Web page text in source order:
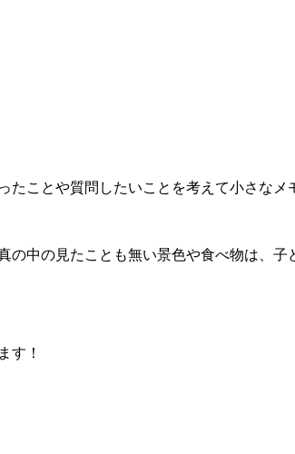
ことや質問したいことを考えて小さなメ
中の見たことも無い景色や食べ物は、子
す！